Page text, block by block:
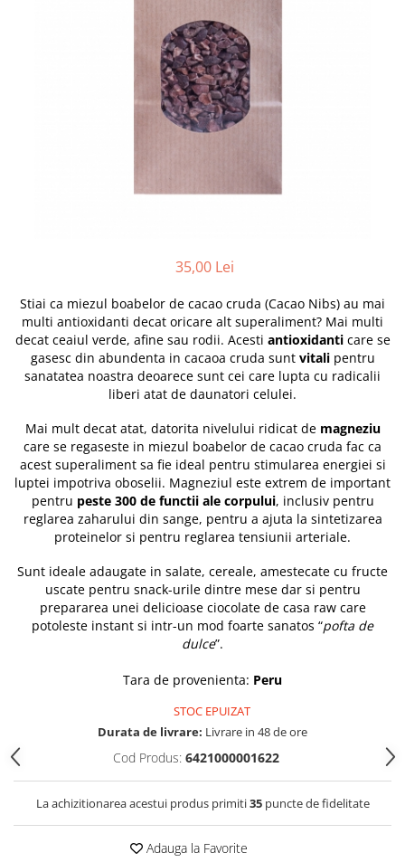
PRODUSE ECO / ORGANICE
PRODUSE ROMÂNEȘTI
35,00 Lei
Stiai ca miezul boabelor de cacao cruda (Cacao Nibs) au mai
multi antioxidanti decat oricare alt superaliment? Mai multi
decat ceaiul verde, afine sau rodii. Acesti antioxidanticare se
gasesc din abundenta in cacaoa cruda sunt vitalipentru
sanatatea noastra deoarece sunt cei care lupta cu radicalii
liberi atat de daunatori celulei.
Mai mult decat atat, datorita nivelului ridicat de magneziu
care se regaseste in miezul boabelor de cacao cruda fac ca
acest superaliment sa fie ideal pentru stimularea energiei si
luptei impotriva oboselii. Magneziul este extrem de important
pentru peste 300 de functii ale corpului, inclusiv pentru
reglarea zaharului din sange, pentru a ajuta la sintetizarea
proteinelor si pentru reglarea tensiunii arteriale.
Sunt ideale adaugate in salate, cereale, amestecate cu fructe
uscate pentru snack-urile dintre mese dar si pentru
prepararea unei delicioase ciocolate de casa raw care
potoleste instant si intr-un mod foarte sanatos “pofta de
dulce”.
Tara de provenienta: Peru
STOC EPUIZAT
Durata de livrare: Livrare in 48 de ore
Cod Produs: 6421000001622
La achizitionarea acestui produs primiti35puncte de fidelitate
Adauga la Favorite